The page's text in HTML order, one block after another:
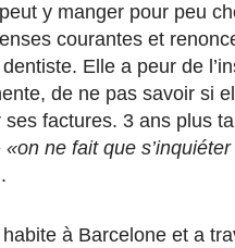
y manger pour peu
courantes et
Elle a peur de
de ne pas savoir si
ses factures. 3 ans plus
«on ne fait que s’inquiéter
.
habite à Barcelone et a